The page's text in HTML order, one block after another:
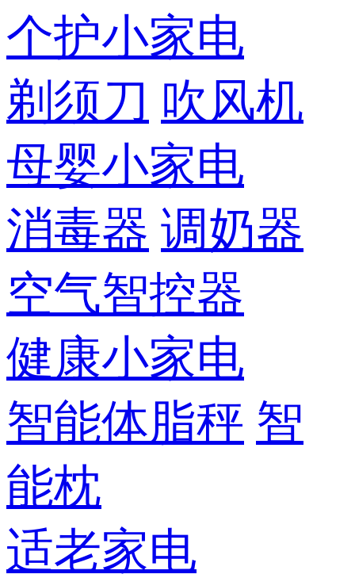
个护小家电
剃须刀 吹风机
母婴小家电
消毒器 调奶器
空气智控器
健康小家电
智能体脂秤 智
能枕
适老家电